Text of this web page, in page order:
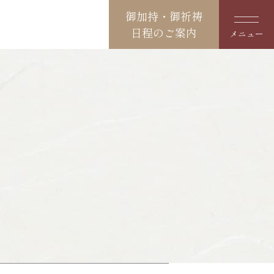
御加持・御祈祷
日程のご案内